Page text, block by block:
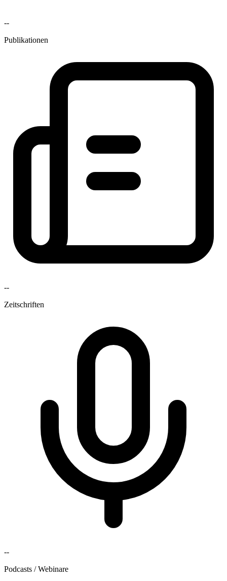
--
Publikationen
--
Zeitschriften
--
Podcasts / Webinare